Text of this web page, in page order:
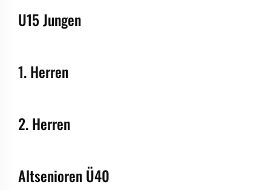
U15 Jungen
1. Herren
2. Herren
Altsenioren Ü40